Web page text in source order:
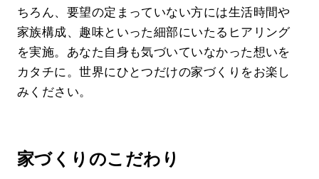
ちろん、要望の定まっていない方には生活時間や
家族構成、趣味といった細部にいたるヒアリング
を実施。あなた自身も気づいていなかった想いを
カタチに。世界にひとつだけの家づくりをお楽し
みください。
家づくりのこだわり